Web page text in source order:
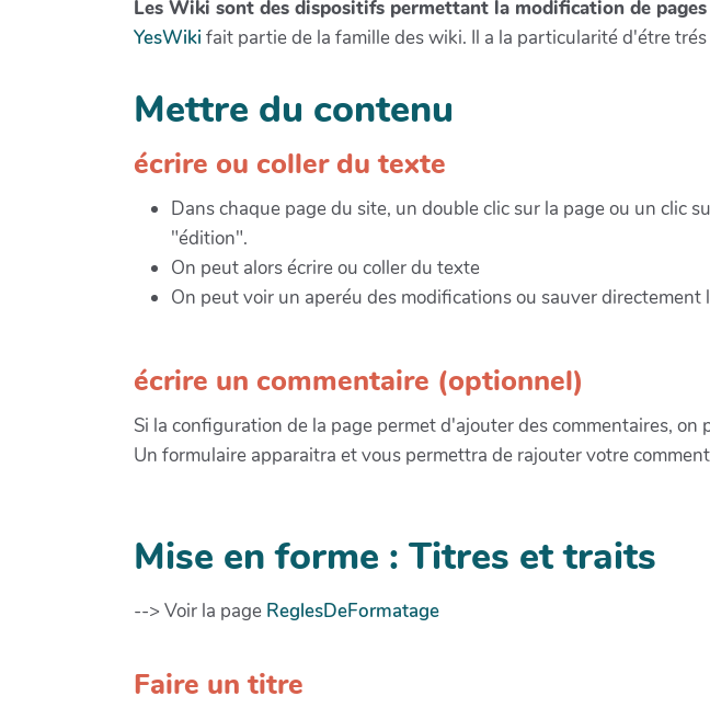
Les Wiki sont des dispositifs permettant la modification de
YesWiki fait partie de la famille des wiki. Il a la particularité d'étre
Mettre du contenu
écrire ou coller du texte
Dans chaque page du site, un double clic sur la page ou un clic
"édition".
On peut alors écrire ou coller du texte
On peut voir un aperéu des modifications ou sauver
écrire un commentaire (optionnel)
Si la configuration de la page permet d'ajouter des commentaires,
Un formulaire apparaitra et vous permettra de rajouter votre
Mise en forme : Titres et traits
--> Voir la page ReglesDeFormatage
Faire un titre